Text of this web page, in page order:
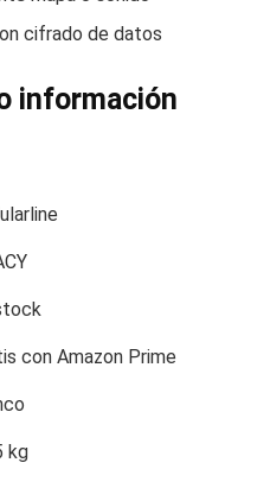
cifrado de datos
información
con Amazon Prime
kg